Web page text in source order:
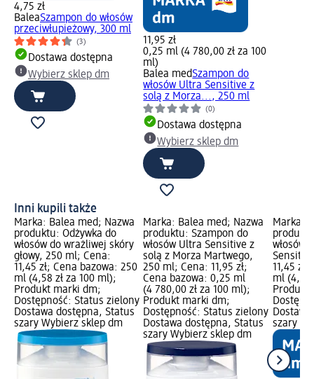
4,75 zł
BaleaSzampon do włosów
przeciwłupieżowy, 300 ml
(3)
Dostawa dostępna
Wybierz sklep dm
11,95 zł
0,25 ml (4 780,00 zł za 100
ml)
Balea medSzampon do
włosów Ultra Sensitive z
solą z Morza..., 250 ml
(0)
Dostawa dostępna
Wybierz sklep dm
Inni kupili także
Marka: Balea med; Nazwa
produktu: Odżywka do
włosów do wrażliwej skóry
głowy, 250 ml; Cena:
11,45 zł; Cena bazowa: 250
ml (4,58 zł za 100 ml);
Produkt marki dm;
Dostępność: Status zielony
Dostawa dostępna, Status
szary Wybierz sklep dm
Marka: Balea med; Nazwa
produktu: Szampon do
włosów Ultra Sensitive z
solą z Morza Martwego,
250 ml; Cena: 11,95 zł;
Cena bazowa: 0,25 ml
(4 780,00 zł za 100 ml);
Produkt marki dm;
Dostępność: Status zielony
Dostawa dostępna, Status
szary Wybierz sklep dm
Marka:
włosów
11,45
ml (4,58
Produkt
szary